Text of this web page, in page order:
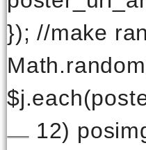
}); //make
12)